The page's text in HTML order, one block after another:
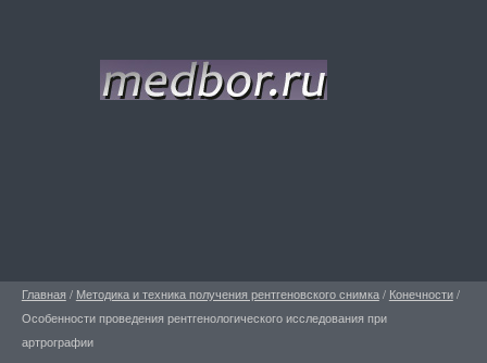
Главная / Методика и техника получения рентгеновского снимка/ Конечности/
Особенности проведения рентгенологического исследования при
артрографии